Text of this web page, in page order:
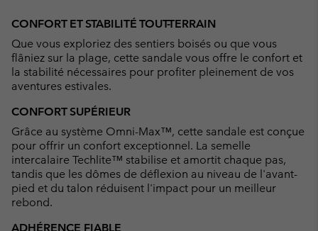
CONFORT ET STABILITÉ TOUT-TERRAIN
Que vous exploriez des sentiers boisés ou que vous
flâniez sur la plage, cette sandale vous offre le confort et
la stabilité nécessaires pour profiter pleinement de vos
aventures estivales.
CONFORT SUPÉRIEUR
Grâce au système Omni-Max™, cette sandale est conçue
pour offrir un confort exceptionnel. La semelle
intercalaire Techlite™ stabilise et amortit chaque pas,
tandis que les dômes de déflexion au niveau de l'avant-
pied et du talon réduisent l'impact pour un meilleur
rebond.
ADHÉRENCE FIABLE